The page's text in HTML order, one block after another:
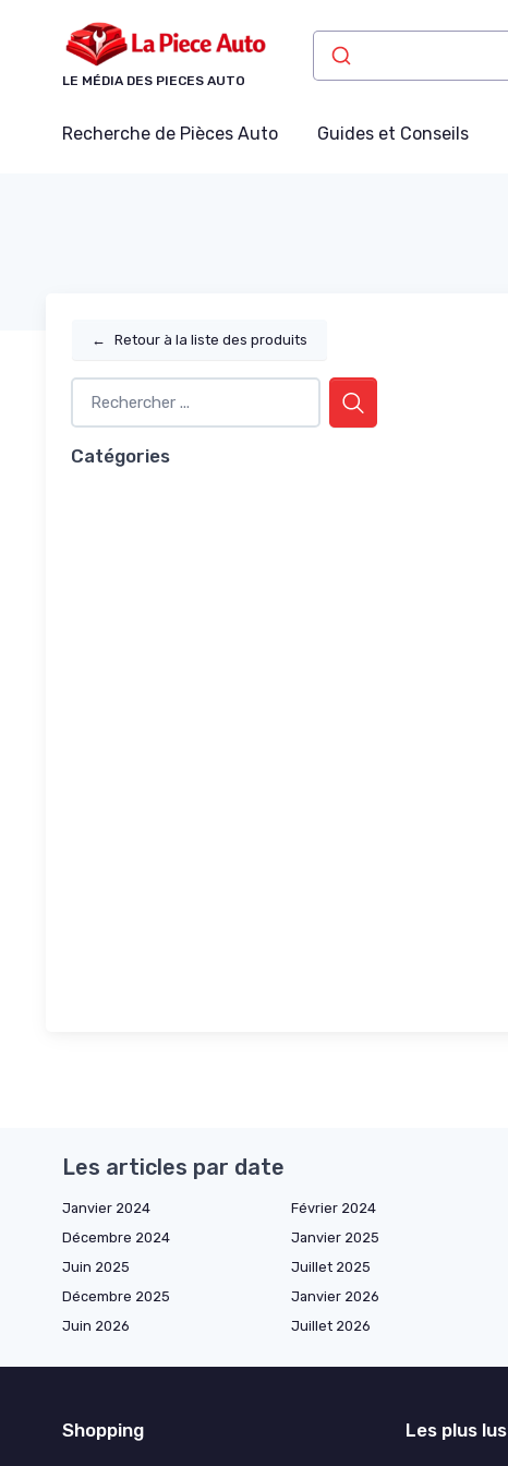
LE MÉDIA DES PIECES AUTO
Recherche de Pièces Auto Guides et Conseils
← Retour à la liste des produits
Catégories
Les articles par date
Janvier 2024 Février 2024
Décembre 2024
Janvier 2025
Juin 2025
Juillet 2025
Décembre 2025
Janvier 2026
Juin 2026
Juillet 2026
Shopping Les plus lus